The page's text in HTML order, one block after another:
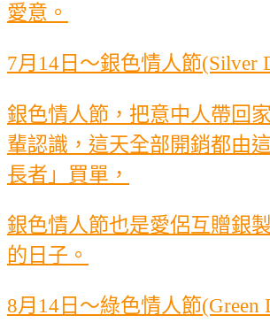
愛意。
7月14日～銀色情人節(Silver
銀色情人節，把意中人帶回
輩認識，這天全部開銷都由
長者」買單，
銀色情人節也是愛侶互贈銀
的日子。
8月14日～綠色情人節(Green